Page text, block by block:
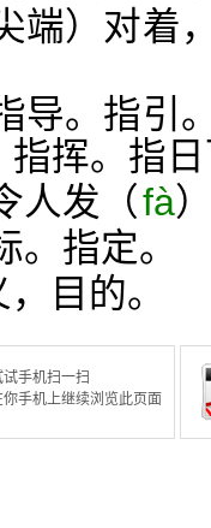
端）对着
导。指引
挥。指
人发（fà
指定。
目的。
试手机扫一扫
你手机上继续浏览此页面